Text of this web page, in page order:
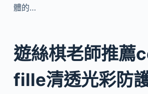
體的…
遊絲棋老師推薦
fille清透光彩防